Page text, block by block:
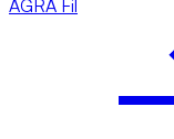
AGRA Fil